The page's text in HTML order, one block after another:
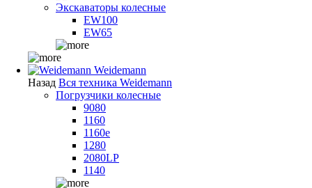
Экскаваторы колесные
EW100
EW65
Weidemann
Назад Вся техника Weidemann
Погрузчики колесные
9080
1160
1160e
1280
2080LP
1140